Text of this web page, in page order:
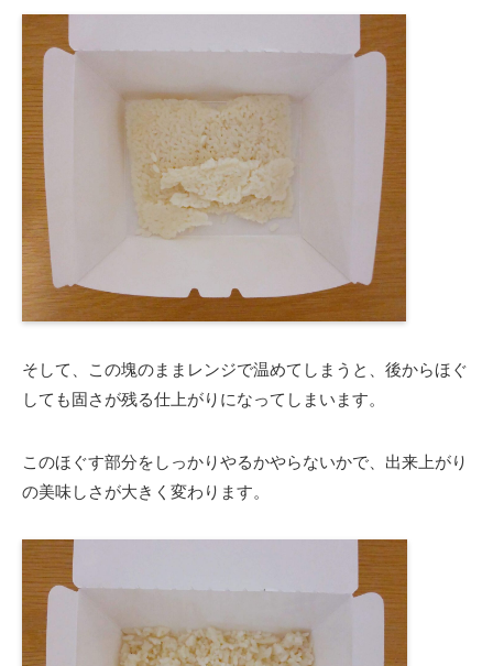
そして、この塊のままレンジで温めてしまうと、後からほぐ
しても固さが残る仕上がりになってしまいます。
このほぐす部分をしっかりやるかやらないかで、出来上がり
の美味しさが大きく変わります。